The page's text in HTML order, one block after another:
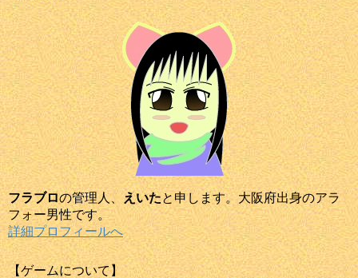
フラブロの管理人、 えいたと申します。大阪府出身のアラ
フォー男性です。
詳細プロフィールへ
【ゲームについて】